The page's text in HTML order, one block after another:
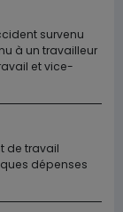
survenu
à un travailleur
et vice-
de travail
dépenses